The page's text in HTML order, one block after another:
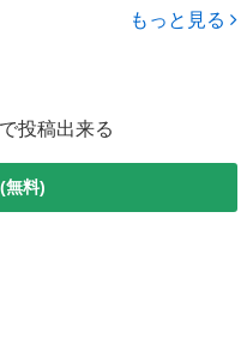
キーレスエントリー シー
もっと見る
投稿出来る
無料)